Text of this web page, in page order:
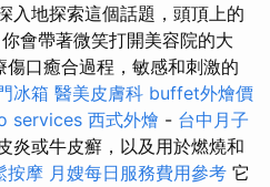
入地探索這個話題，頭頂上的
會帶著微笑打開美容院的大
口癒合過程，敏感和刺激的
冰箱 醫美皮膚科 buffet外燴價
services 西式外燴 - 台中月子
炎或牛皮癬，以及用於燃燒和
按摩 月嫂每日服務費用參考 它